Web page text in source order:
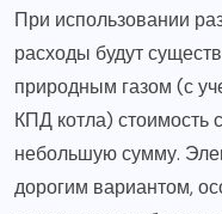
При использовании
расходы будут
природным газом (с
КПД котла) стоимость
небольшую сумму.
дорогим вариантом,